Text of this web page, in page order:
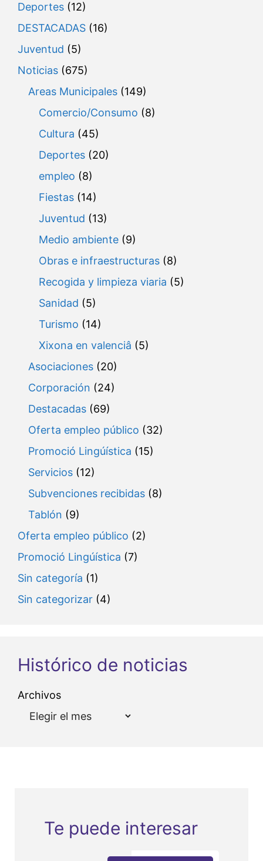
Deportes (12)
DESTACADAS (16)
Juventud (5)
Noticias (675)
Areas Municipales (149)
Comercio/Consumo (8)
Cultura (45)
Deportes (20)
empleo (8)
Fiestas (14)
Juventud (13)
Medio ambiente (9)
Obras e infraestructuras (8)
Recogida y limpieza viaria (5)
Sanidad (5)
Turismo (14)
Xixona en valenciâ (5)
Asociaciones (20)
Corporación (24)
Destacadas (69)
Oferta empleo público (32)
Promoció Lingúística (15)
Servicios (12)
Subvenciones recibidas (8)
Tablón (9)
Oferta empleo público (2)
Promoció Lingúística (7)
Sin categoría (1)
Sin categorizar (4)
Histórico de noticias
Archivos
Te puede interesar